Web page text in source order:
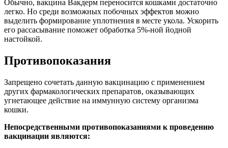
Обычно, вакцина Вакдерм переносится кошками достаточно
легко. Но среди возможных побочных эффектов можно
выделить формирование уплотнения в месте укола. Ускорить
его рассасывание поможет обработка 5%-ной йодной
настойкой.
Противопоказания
Запрещено сочетать данную вакцинацию с применением
других фармакологических препаратов, оказывающих
угнетающее действие на иммунную систему организма
кошки.
Непосредственными противопоказаниями к проведению
вакцинации являются: